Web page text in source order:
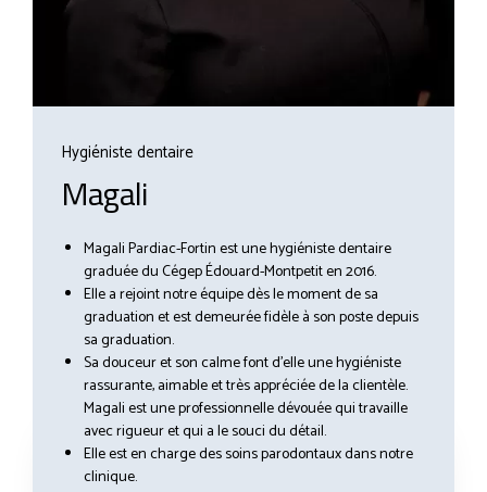
Hygiéniste dentaire
Magali
Magali Pardiac-Fortin est une hygiéniste dentaire
graduée du Cégep Édouard-Montpetit en 2016.
Elle a rejoint notre équipe dès le moment de sa
graduation et est demeurée fidèle à son poste depuis
sa graduation.
Sa douceur et son calme font d’elle une hygiéniste
rassurante, aimable et très appréciée de la clientèle.
Magali est une professionnelle dévouée qui travaille
avec rigueur et qui a le souci du détail.
Elle est en charge des soins parodontaux dans notre
clinique.